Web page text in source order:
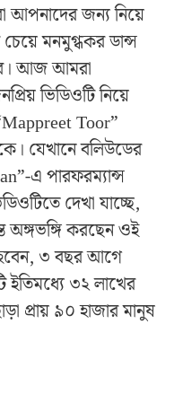
জন্য নিয়ে
মনমুগ্ধকর ডান্স
আজ আমরা
ভিডিওটি নিয়ে
Toor”
যেখানে বলিউডের
এ পারফরম্যান্স
দেখা যাচ্ছে,
অঙ্গভঙ্গি করছেন ওই
৩ বছর আগে
ইতিমধ্যে ৩২ লাখের
প্রায় ৯০ হাজার মানুষ